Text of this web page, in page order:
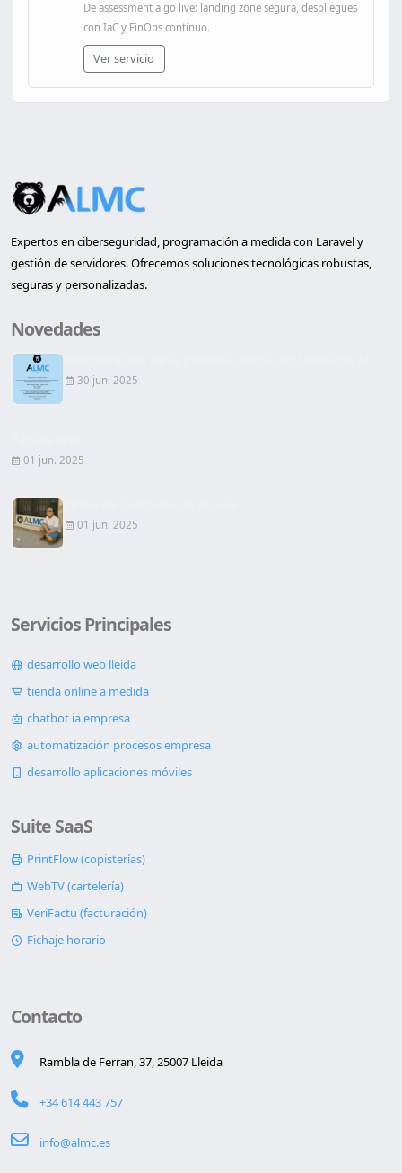
De assessment a go live: landing zone segura, despliegues
con IaC y FinOps continuo.
Ver servicio
Expertos en ciberseguridad, programación a medida con Laravel y
gestión de servidores. Ofrecemos soluciones tecnológicas robustas,
seguras y personalizadas.
Novedades
30 jun. 2025
01 jun. 2025
01 jun. 2025
Servicios Principales
desarrollo web lleida
tienda online a medida
chatbot ia empresa
automatización procesos empresa
desarrollo aplicaciones móviles
Suite SaaS
PrintFlow (copisterías)
WebTV (cartelería)
VeriFactu (facturación)
Fichaje horario
Contacto
Rambla de Ferran, 37, 25007 Lleida
+34 614 443 757
info@almc.es